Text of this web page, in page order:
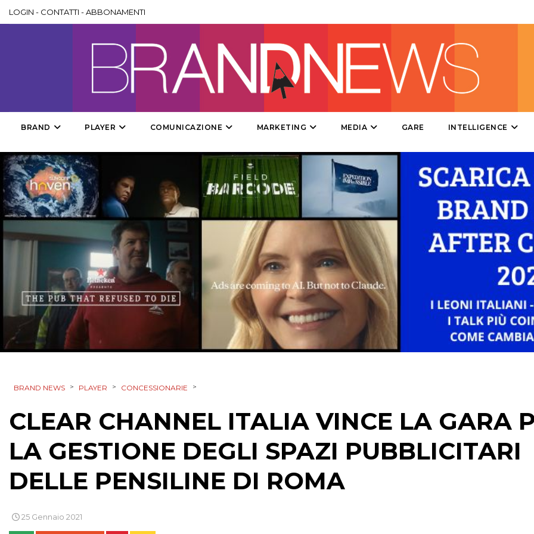
EVENTI
MOBILE
PROMOZIONI
PRODOTTI
PUNTI VENDITA
STRATEGIE
CINEMA
ESTERNA
RADIO / AUDIO
TV
LOGIN - CONTATTI -ABBONAMENTI
BRAND PLAYER COMUNICAZIONE MARKETING MEDIA GARE INTELLIGENCE
BRAND NEWS > PLAYER > CONCESSIONARIE >
CLEAR CHANNEL ITALIA VINCE LA GARA
LA GESTIONE DEGLI SPAZI PUBBLICITARI
DELLE PENSILINE DI ROMA
25 Gennaio 2021